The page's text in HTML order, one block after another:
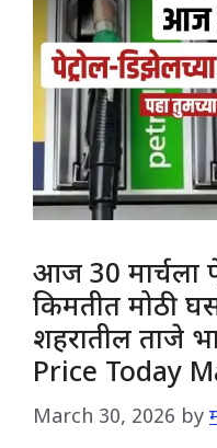
आज 30 मार्चला
किमतीत मोठी
शहरातील ताजे
Price Today
March 30, 2026 by